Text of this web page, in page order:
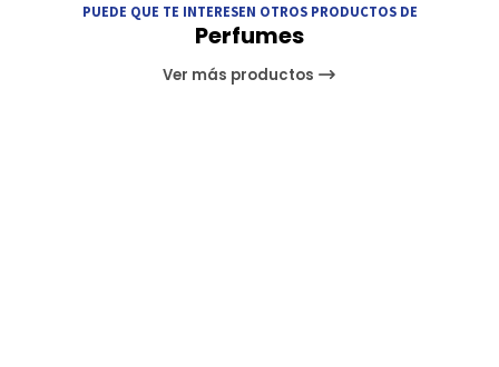
PUEDE QUE TE INTERESEN OTROS PRODUCTOS DE
Perfumes
Ver más productos